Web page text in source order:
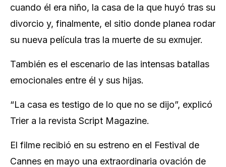
cuando él era niño, la casa de la que huyó tras su
divorcio y, finalmente, el sitio donde planea rodar
su nueva película tras la muerte de su exmujer.
También es el escenario de las intensas batallas
emocionales entre él y sus hijas.
“La casa es testigo de lo que no se dijo”, explicó
Trier a la revista Script Magazine.
El filme recibió en su estreno en el Festival de
Cannes en mayo una extraordinaria ovación de